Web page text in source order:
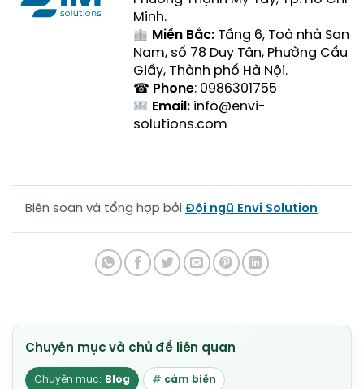
Minh.
Miền Bắc:Tầng 6, Toà nhà San
Nam, số 78 Duy Tân, Phường Cầu
Giấy, Thành phố Hà Nội.
☎ Phone: 0986301755
Email:info@envi-
solutions.com
Biên soạn và tổng hợp bởi Đội ngũ Envi Solution
Blog cảm biến